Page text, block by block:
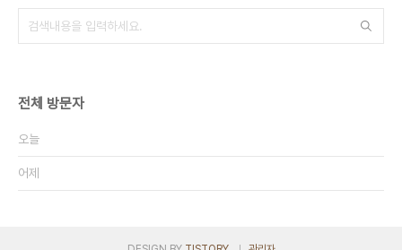
전체 방문자
오늘
어제